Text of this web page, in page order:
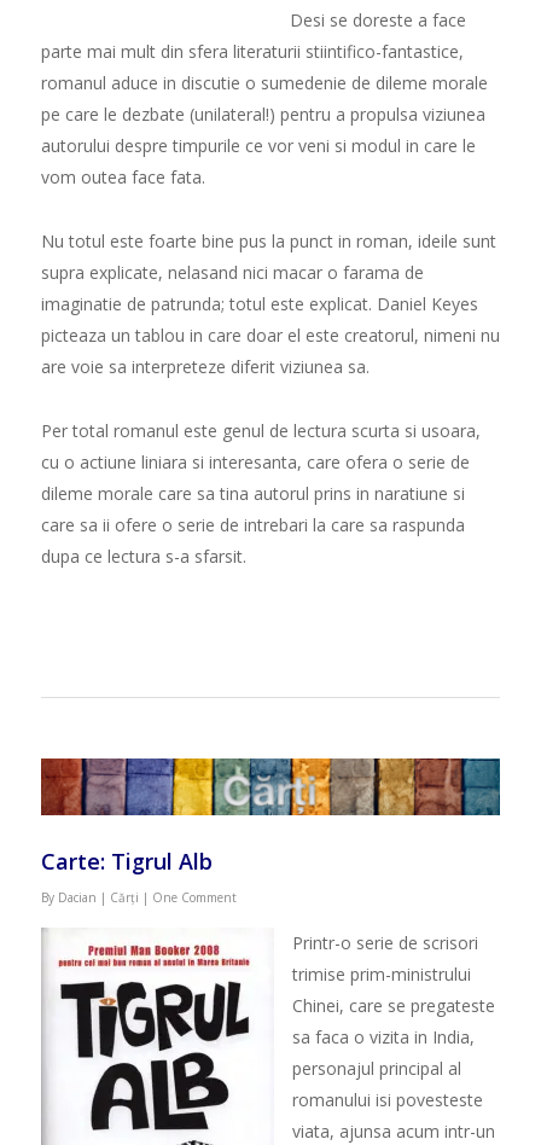
Desi se doreste a face
parte mai mult din sfera literaturii stiintifico-fantastice,
romanul aduce in discutie o sumedenie de dileme morale
pe care le dezbate (unilateral!) pentru a propulsa viziunea
autorului despre timpurile ce vor veni si modul in care le
vom outea face fata.
Nu totul este foarte bine pus la punct in roman, ideile sunt
supra explicate, nelasand nici macar o farama de
imaginatie de patrunda; totul este explicat. Daniel Keyes
picteaza un tablou in care doar el este creatorul, nimeni nu
are voie sa interpreteze diferit viziunea sa.
Per total romanul este genul de lectura scurta si usoara,
cu o actiune liniara si interesanta, care ofera o serie de
dileme morale care sa tina autorul prins in naratiune si
care sa ii ofere o serie de intrebari la care sa raspunda
dupa ce lectura s-a sfarsit.
Carte: Tigrul Alb
By Dacian | Cărți | One Comment
Printr-o serie de scrisori
trimise prim-ministrului
Chinei, care se pregateste
sa faca o vizita in India,
personajul principal al
romanului isi povesteste
viata, ajunsa acum intr-un